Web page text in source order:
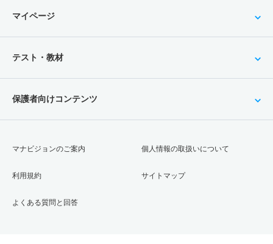
マイページ
テスト・教材
保護者向けコンテンツ
マナビジョンのご案内
利用規約
よくある質問と回答
個人情報の取扱いについて
サイトマップ